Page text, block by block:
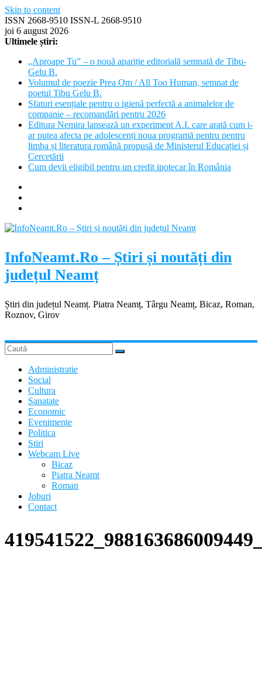
Skip to content
ISSN 2668-9510 ISSN-L 2668-9510
joi 6 august 2026
Ultimele știri:
„Aproape Tu” – o nouă apariție editorială semnată de Tibu-
Gelu B.
Volumul de poezie Prea Om / All Too Human, semnat de
poetul Tibu Gelu B.
Sfaturi esențiale pentru o igienă perfectă a animalelor de
companie – recomandări pentru 2026
Editura Nemira lansează un experiment A.I. care arată cum i-
ar putea afecta pe adolescenți noua programă pentru pentru
limba și literatura română propusă de Ministerul Educației și
Cercetării
Cum devii eligibil pentru un credit ipotecar în România
InfoNeamt.Ro – Știri și noutăți din
județul Neamț
Știri din județul Neamț. Piatra Neamț, Târgu Neamț, Bicaz, Roman,
Roznov, Girov
Administratie
Social
Cultura
Sanatate
Economic
Evenimente
Politica
Stiri
Webcam Live
Bicaz
Piatra Neamt
Roman
Joburi
Contact